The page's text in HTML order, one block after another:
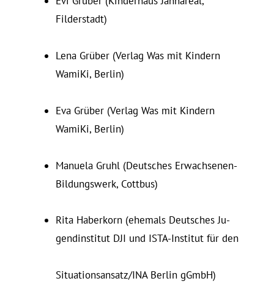
Filderstadt)
Lena Grüber (Verlag Was mit Kindern
WamiKi, Berlin)
Eva Grüber (Verlag Was mit Kindern
WamiKi, Berlin)
Ma­nuela Gruhl (Deut­sches Er­wach­senen-
Bil­dungswerk, Cottbus)
Rita Ha­berkorn (ehemals Deut­sches Ju­
gend­in­stitut DJI und ISTA-In­stitut für den
Situationsansatz/​INA Berlin gGmbH)